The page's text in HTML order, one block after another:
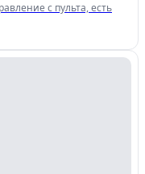
с пульта, есть